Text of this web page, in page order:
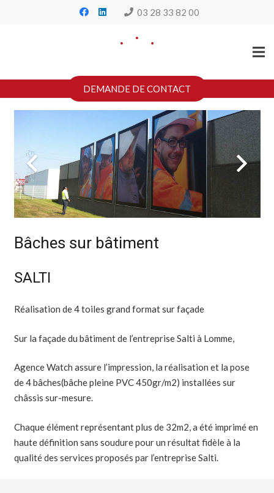
03 28 33 82 00
DEMANDE DE CONTACT
Bâches sur bâtiment
SALTI
Réalisation de 4 toiles grand format sur façade
Sur la façade du bâtiment de l’entreprise Salti à Lomme,
Agence Watch assure l’impression, la réalisation et la pose
de 4 bâches(bâche pleine PVC 450gr/m2) installées sur
châssis sur-mesure.
Chaque élément représentant plus de 32m2, a été imprimé en
haute définition sans soudure pour un résultat fidèle à la
qualité des services proposés par l’entreprise Salti.